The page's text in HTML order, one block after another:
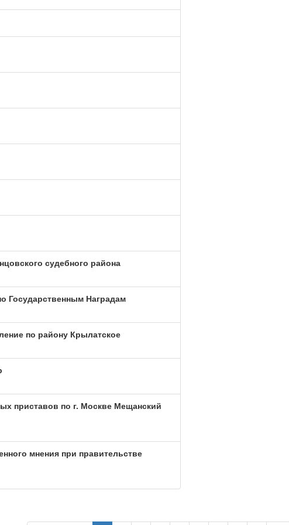
судебного района
Государственным Наградам
по району Крылатское
приставов по г. Москве Мещанский
мнения при правительстве